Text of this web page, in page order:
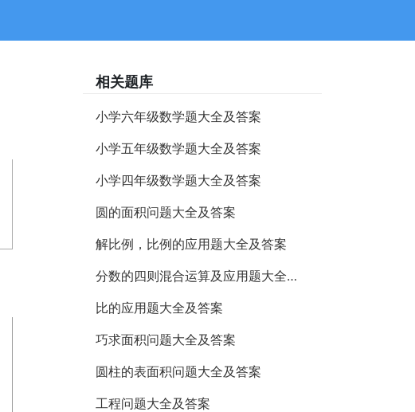
相关题库
小学六年级数学题大全及答案
小学五年级数学题大全及答案
小学四年级数学题大全及答案
圆的面积问题大全及答案
解比例，比例的应用题大全及答案
分数的四则混合运算及应用题大全及答案
比的应用题大全及答案
巧求面积问题大全及答案
圆柱的表面积问题大全及答案
工程问题大全及答案